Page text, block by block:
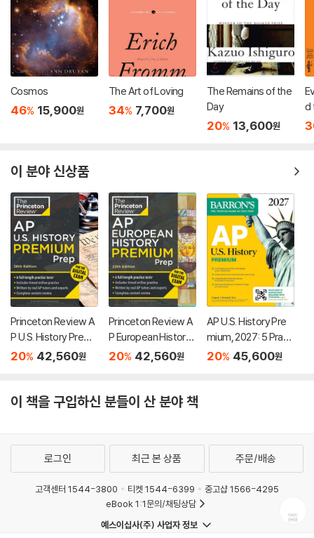
Cosmos
46% 15,900원
The Art of Loving
34% 7,700원
The Remains of the
Day
20% 13,600원
d
이 분야 신상품
Princeton Review A
P U.S. History Premi
um Prep, 26th Editio
line + Content Revie
20% 42,560원
Princeton Review A
P European History
Premium Prep, 25th
ce Online + Content
20% 42,560원
AP U.S. History Pre
mium, 2027: 5 Practi
ce Tests + Compre
20% 45,600원
이 책을 구입하신 분들이 산 분야 책
로그인 최근 본 상품 주문/배송
고객센터 1544-3800 티켓 1544-6399
중고샵 1566-4295
eBook 1:1문의/채팅상담
예스이십사(주) 사업자 정보